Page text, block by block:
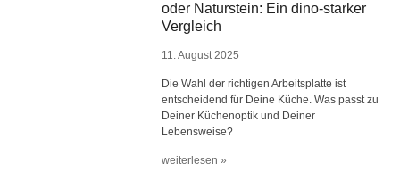
oder Naturstein: Ein dino-starker
Vergleich
11. August 2025
Die Wahl der richtigen Arbeitsplatte ist
entscheidend für Deine Küche. Was passt zu
Deiner Küchenoptik und Deiner
Lebensweise?
weiterlesen »